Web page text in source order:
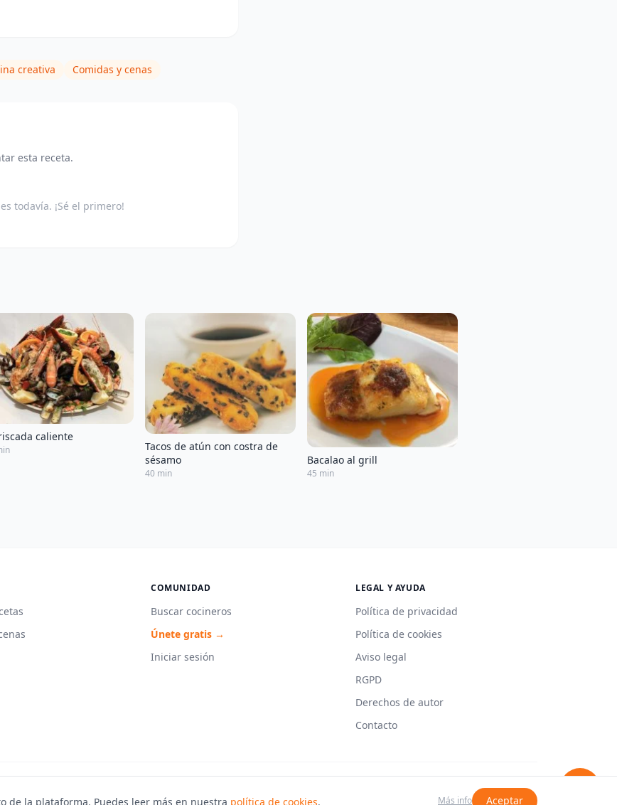
creativa Comidas y cenas
esta receta.
todavía. ¡Sé el primero!
caliente
Tacos de atún con costra de
sésamo
40 min
Bacalao al grill
45 min
COMUNIDAD
Buscar cocineros
Únete gratis →
Iniciar sesión
LEGAL Y AYUDA
Política de privacidad
Política de cookies
Aviso legal
RGPD
Derechos de autor
Contacto
de la plataforma. Puedes leer más en nuestra política de cookies. Más info Aceptar